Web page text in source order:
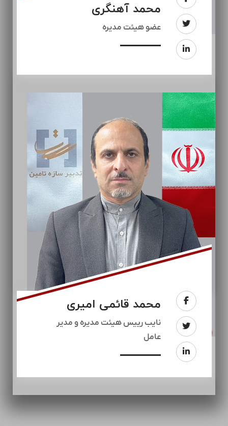
محمد آهنگری
عضو هیئت مدیره
محمد قائمی امیری
نایب رییس هیئت مدیره و مدیر
عامل